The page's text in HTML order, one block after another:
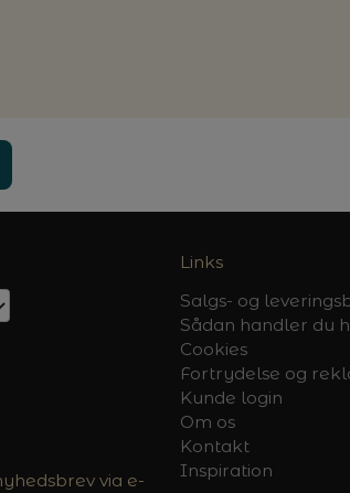
via e-
Links
Salgs- og
Sådan handler du
Cookies
Fortrydelse og
Kunde login
Om os
Kontakt
Inspiration